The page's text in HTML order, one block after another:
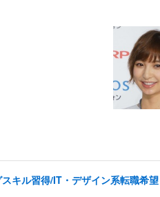
キル習得/IT・デザイン系転職希